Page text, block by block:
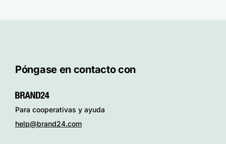
Póngase en contacto con
Para cooperativas y ayuda
help@brand24.com